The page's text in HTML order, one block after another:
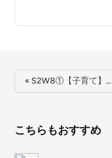
« S2W8①【子育て】…
こちらもおすすめ